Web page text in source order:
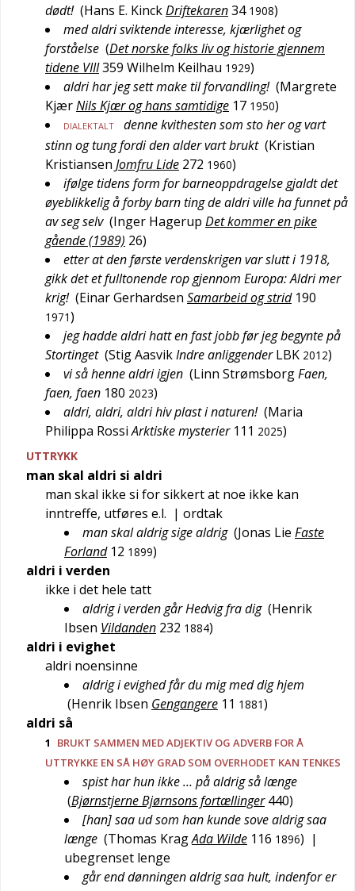
dødt! (Hans E. KinckDriftekaren34 1908)
med aldri sviktende interesse, kjærlighet og
forståelse (Det norske folks liv og historie gjennem
tidene VIII359 Wilhelm Keilhau 1929)
aldri har jeg sett make til forvandling! (Margrete
KjærNils Kjær og hans samtidige 17 1950)
DIALEKTALT
denne kvithesten som sto her og vart
stinn og tung fordi den alder vart brukt (Kristian
Kristiansen Jomfru Lide 272 1960)
ifølge tidens form for barneoppdragelse gjaldt det
øyeblikkelig å forby barn ting de aldri ville ha funnet på
av seg selv (Inger Hagerup Det kommer en pike
gående (1989) 26)
etter at den første verdenskrigen var slutt i 1918,
gikk det et fulltonende rop gjennom Europa: Aldri mer
krig! (Einar Gerhardsen Samarbeid og strid 190
1971)
jeg hadde aldri hatt en fast jobb før jeg begynte på
Stortinget (Stig AasvikIndre anliggender LBK 2012)
vi så henne aldri igjen (Linn StrømsborgFaen,
faen, faen 180 2023)
aldri, aldri, aldri hiv plast i naturen! (Maria
Philippa Rossi Arktiske mysterier 111 2025)
UTTRYKK
man skal aldri si aldri
man skal ikke si for sikkert at noe ikke kan
inntreffe, utføres e.l. | ordtak
man skal aldrig sige aldrig (Jonas Lie Faste
Forland 12 1899)
aldri i verden
ikke i det hele tatt
aldrig i verden går Hedvig fra dig (Henrik
Ibsen Vildanden 232 1884)
aldri i evighet
aldri noensinne
aldrig i evighed får du mig med dig hjem
(Henrik Ibsen Gengangere 11 1881)
aldri så
1
BRUKT SAMMEN MED ADJEKTIV OG ADVERB FOR Å
UTTRYKKE EN SÅ HØY GRAD SOM OVERHODET KAN TENKES
spist har hun ikke … på aldrig så længe
(Bjørnstjerne Bjørnsons fortællinger 440)
[han] saa ud som han kunde sove aldrig saa
længe (Thomas KragAda Wilde 116 1896) |
ubegrenset lenge
går end dønningen aldrig saa hult, indenfor er